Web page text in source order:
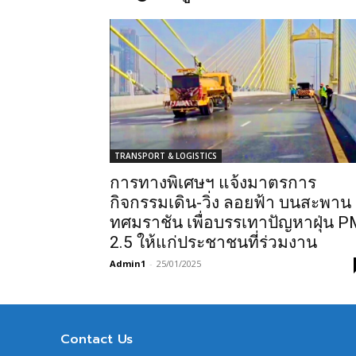
TRANSPORT & LOGISTICS
การทางพิเศษฯ แจ้งมาตรการ
กิจกรรมเดิน-วิ่ง ลอยฟ้า บนสะพาน
ทศมราชัน เพื่อบรรเทาปัญหาฝุ่น
2.5 ให้แก่ประชาชนที่ร่วมงาน
Admin1 - 25/01/2025
Contact Us